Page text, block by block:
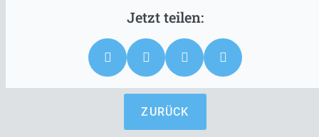
ZURÜCK